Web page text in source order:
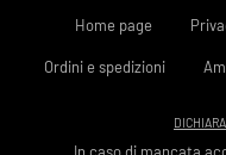
Home page
Ordini e spedizioni